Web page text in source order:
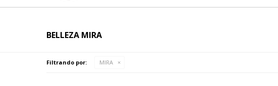
BELLEZA MIRA
Filtrando por: MIRA